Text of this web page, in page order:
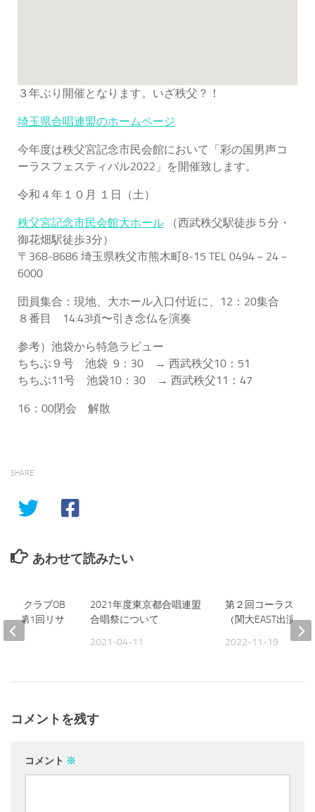
３年ぶり開催となります。いざ秩父？！
埼玉県合唱連盟のホームページ
今年度は秩父宮記念市民会館において「彩の国男声コ
ーラスフェスティバル2022」を開催致します。
令和４年１０月 １日（土）
秩父宮記念市民会館大ホール （西武秩父駅徒歩５分・
御花畑駅徒歩3分）
〒368-8686 埼玉県秩父市熊木町8-15 TEL 0494－24－
6000
団員集合：現地、大ホール入口付近に、12：20集合
８番目 14:43頃〜引き念仏を演奏
参考）池袋から特急ラビュー
ちちぶ９号 池袋 9：30 → 西武秩父10：51
ちちぶ11号 池袋10：30 → 西武秩父11：47
16：00閉会 解散
SHARE
あわせて読みたい
2021年度東京都合唱連盟
合唱祭について
2021-04-11
第２回コーラスの
（関大EAST出演）
2022-11-19
リークラブOB
団 第1回リサ
コメントを残す
コメント ※